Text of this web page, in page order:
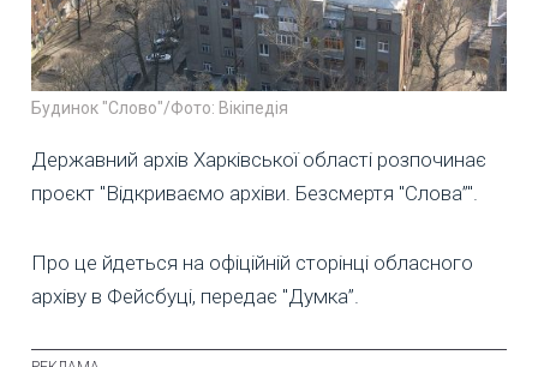
Будинок "Слово"/Фото: Вікіпедія
Державний архів Харківської області розпочинає
проєкт "Відкриваємо архіви. Безсмертя "Слова”".
Про це йдеться на офіційній сторінці обласного
архіву в Фейсбуці, передає "Думка”.